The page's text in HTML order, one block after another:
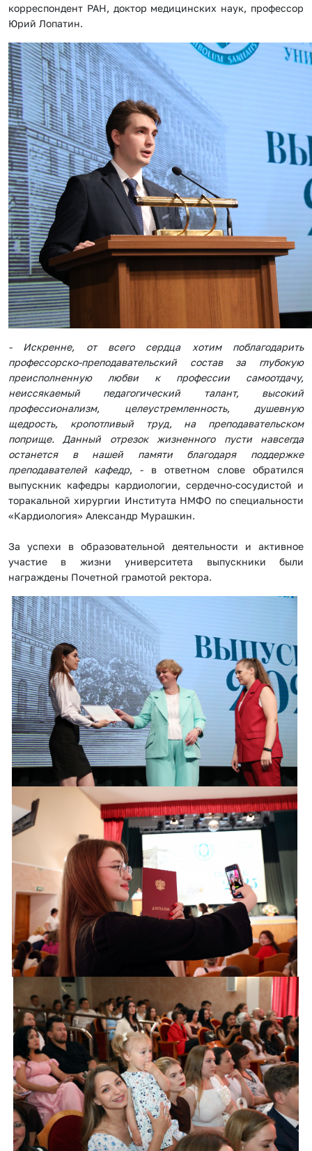
корреспондент РАН, доктор медицинских наук, профессор
Юрий Лопатин.
- Искренне, от всего сердца хотим поблагодарить
профессорско-преподавательский состав за глубокую
преисполненную любви к профессии самоотдачу,
неиссякаемый педагогический талант, высокий
профессионализм, целеустремленность, душевную
щедрость, кропотливый труд, на преподавательском
поприще. Данный отрезок жизненного пусти навсегда
останется в нашей памяти благодаря поддержке
преподавателей кафедр, - в ответном слове обратился
выпускник кафедры кардиологии, сердечно-сосудистой и
торакальной хирургии Института НМФО по специальности
«Кардиология» Александр Мурашкин.
За успехи в образовательной деятельности и активное
участие в жизни университета выпускники были
награждены Почетной грамотой ректора.